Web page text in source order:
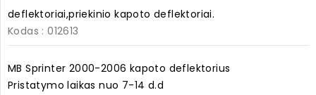
deflektoriai,priekinio kapoto deflektoriai.
Kodas : 012613
MB Sprinter 2000-2006 kapoto deflektorius
Pristatymo laikas nuo 7-14 d.d